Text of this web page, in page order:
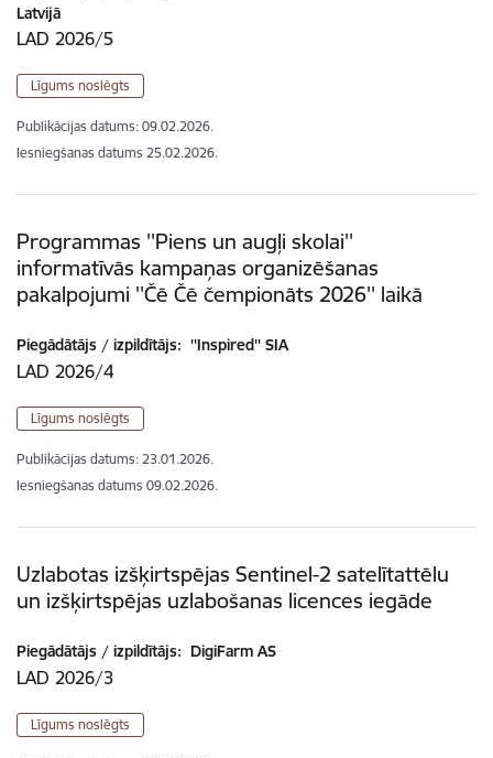
Latvijā
LAD 2026/5
Līgums noslēgts
Publikācijas datums: 09.02.2026.
Iesniegšanas datums 25.02.2026.
Programmas ''Piens un augļi skolai''
informatīvās kampaņas organizēšanas
pakalpojumi ''Čē Čē čempionāts 2026'' laikā
Piegādātājs / izpildītājs: ''Inspired'' SIA
LAD 2026/4
Līgums noslēgts
Publikācijas datums: 23.01.2026.
Iesniegšanas datums 09.02.2026.
Uzlabotas izšķirtspējas Sentinel-2 satelītattēlu
un izšķirtspējas uzlabošanas licences iegāde
Piegādātājs / izpildītājs: DigiFarm AS
LAD 2026/3
Līgums noslēgts